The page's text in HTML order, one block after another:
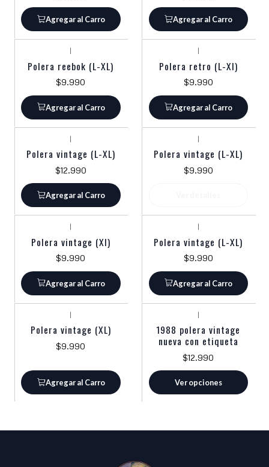
Agregar al Carro Agregar al Carro
|
Polera reebok (L-XL)
$9.990
Agregar al Carro
|
Polera retro (L-Xl)
$9.990
Agregar al Carro
|
Polera vintage (L-XL)
$12.990
Agregar al Carro
|
Polera vintage (L-XL)
$9.990
|
Polera vintage (Xl)
$9.990
Agregar al Carro
|
Polera vintage (L-XL)
$9.990
Agregar al Carro
|
Polera vintage (XL)
$9.990
Agregar al Carro
|
1988 polera vintage
nueva con etiqueta
$12.990
Ver opciones